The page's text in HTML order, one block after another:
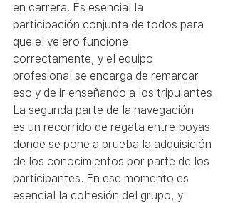
en carrera. Es esencial la
participación conjunta de todos para
que el velero funcione
correctamente, y el equipo
profesional se encarga de remarcar
eso y de ir enseñando a los tripulantes.
La segunda parte de la navegación
es un recorrido de regata entre boyas
donde se pone a prueba la adquisición
de los conocimientos por parte de los
participantes. En ese momento es
esencial la cohesión del grupo, y